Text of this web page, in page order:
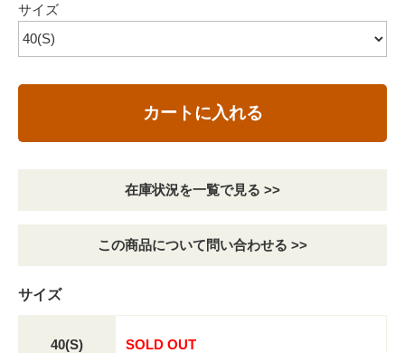
サイズ
カートに入れる
在庫状況を一覧で見る >>
この商品について問い合わせる >>
サイズ
40(S) SOLD OUT